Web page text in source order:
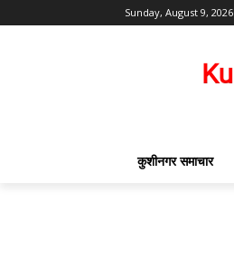
Sunday, August 9, 2026
कुशीनगर समाचार